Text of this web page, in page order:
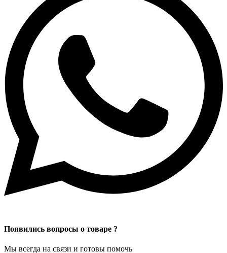
Появились вопросы о товаре ?
Мы всегда на связи и готовы помочь